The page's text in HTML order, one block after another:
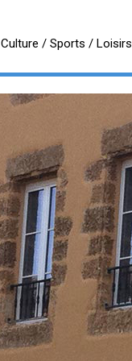
Culture / Sports / Loisirs